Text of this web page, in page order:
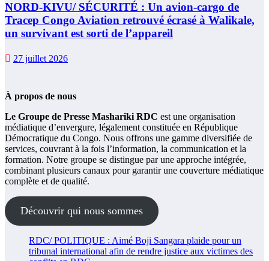
NORD-KIVU/ SÉCURITÉ : Un avion-cargo de
Tracep Congo Aviation retrouvé écrasé à Walikale,
un survivant est sorti de l’appareil
27 juillet 2026
À propos de nous
Le Groupe de Presse Mashariki RDC est une organisation
médiatique d’envergure, légalement constituée en République
Démocratique du Congo. Nous offrons une gamme diversifiée de
services, couvrant à la fois l’information, la communication et la
formation. Notre groupe se distingue par une approche intégrée,
combinant plusieurs canaux pour garantir une couverture médiatique
complète et de qualité.
Découvrir qui nous sommes
RDC/ POLITIQUE : Aimé Boji Sangara plaide pour un
tribunal international afin de rendre justice aux victimes des